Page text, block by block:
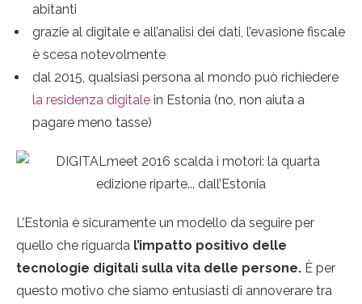
abitanti
grazie al digitale e all’analisi dei dati, l’evasione fiscale
è scesa notevolmente
dal 2015, qualsiasi persona al mondo può richiedere
la residenza digitale in Estonia (no, non aiuta a
pagare meno tasse)
L’Estonia è sicuramente un modello da seguire per
quello che riguarda l’impatto positivo delle
tecnologie digitali sulla vita delle persone. È per
questo motivo che siamo entusiasti di annoverare tra